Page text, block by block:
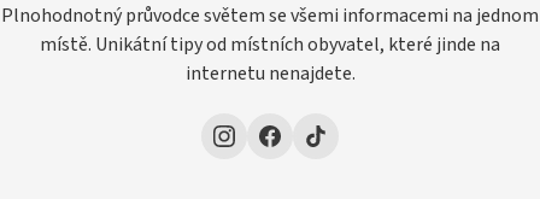
Plnohodnotný průvodce světem se všemi informacemi na jednom
místě. Unikátní tipy od místních obyvatel, které jinde na
internetu nenajdete.